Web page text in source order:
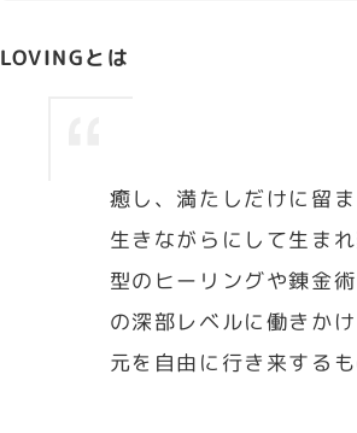
LOVINGとは
癒し、満たしだけに留
生きながらにして生ま
型のヒーリングや錬金
の深部レベルに働きか
元を自由に行き来する